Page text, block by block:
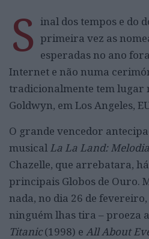
S inal dos tempos e do
primeira vez as
esperadas no ano
Internet e não numa
tradicionalmente tem lugar
Goldwyn, em Los Angeles,
O grande vencedor
musical La La Land:
Chazelle, que arrebatara,
principais Globos de Ouro.
nada, no dia 26 de
ninguém lhas tira – proeza
Titanic(1998) e All About